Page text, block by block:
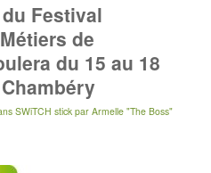
Festival
de
du 15 au 18
SWiTCH stick par Armelle "The Boss"